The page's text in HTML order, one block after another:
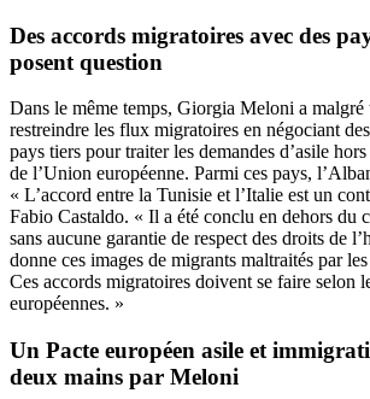
Des accords migratoires avec des
posent question
Dans le même temps, Giorgia Meloni a malgré
restreindre les flux migratoires en négociant
pays tiers pour traiter les demandes d’asile
de l’Union européenne. Parmi ces pays,
« L’accord entre la Tunisie et l’Italie est un
Fabio Castaldo. « Il a été conclu en dehors du
sans aucune garantie de respect des droits de
donne ces images de migrants maltraités par
Ces accords migratoires doivent se faire selon
européennes. »
Un Pacte européen asile et
deux mains par Meloni